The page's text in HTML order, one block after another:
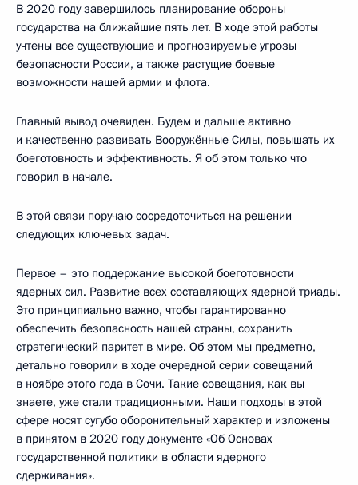
В 2020 году завершилось планирование обороны
государства на ближайшие пять лет. В ходе этой работы
учтены все существующие и прогнозируемые угрозы
безопасности России, а также растущие боевые
возможности нашей армии и флота.
Главный вывод очевиден. Будем и дальше активно
и качественно развивать Вооружённые Силы, повышать их
боеготовность и эффективность. Я об этом только что
говорил в начале.
В этой связи поручаю сосредоточиться на решении
следующих ключевых задач.
Первое – это поддержание высокой боеготовности
ядерных сил. Развитие всех составляющих ядерной триады.
Это принципиально важно, чтобы гарантированно
обеспечить безопасность нашей страны, сохранить
стратегический паритет в мире. Об этом мы предметно,
детально говорили в ходе очередной серии совещаний
в ноябре этого года в Сочи. Такие совещания, как вы
знаете, уже стали традиционными. Наши подходы в этой
сфере носят сугубо оборонительный характер и изложены
в принятом в 2020 году документе «Об Основах
государственной политики в области ядерного
сдерживания».